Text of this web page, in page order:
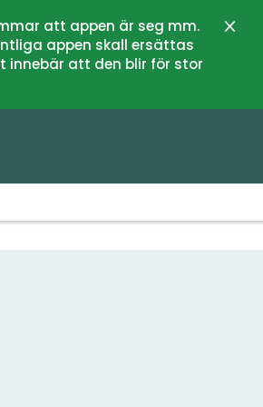
att appen är seg mm.
appen skall ersättas
innebär att den blir för stor